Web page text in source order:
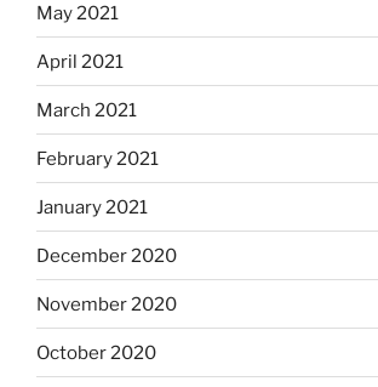
May 2021
April 2021
March 2021
February 2021
January 2021
December 2020
November 2020
October 2020